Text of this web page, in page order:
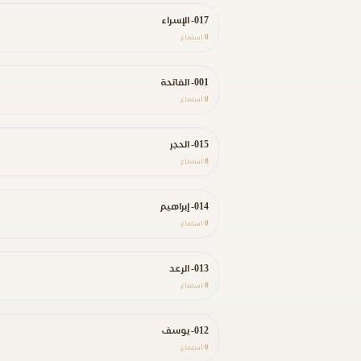
017- الإسراء
0 استماع
001- الفاتحة
0 استماع
015- الحجر
0 استماع
014- إبراهيم
0 استماع
013- الرعد
0 استماع
012- يوسف
0 استماع